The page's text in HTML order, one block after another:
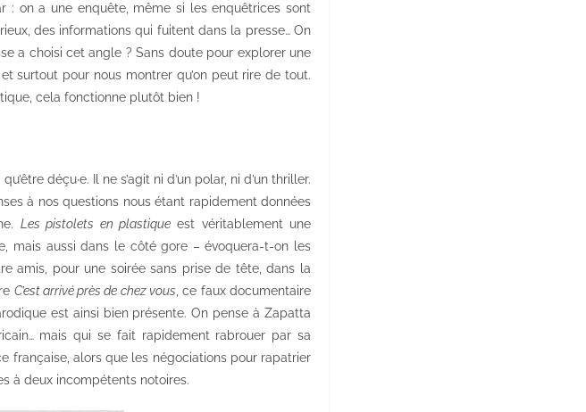
on a une enquête, même si les enquêtrices sont
des informations qui fuitent dans la presse… On
a choisi cet angle ? Sans doute pour explorer une
surtout pour nous montrer qu’on peut rire de tout.
cela fonctionne plutôt bien !
déçu·e. Il ne s’agit ni d’un polar, ni d’un thriller.
à nos questions nous étant rapidement données
Les pistolets en plastiqueest véritablement une
mais aussi dans le côté gore – évoquera-t-on les
amis, pour une soirée sans prise de tête, dans la
C’est arrivé près de chez vous , ce faux documentaire
est ainsi bien présente. On pense à Zapatta
mais qui se fait rapidement rabrouer par sa
française, alors que les négociations pour rapatrier
à deux incompétents notoires.